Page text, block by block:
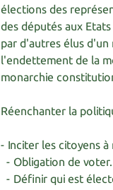
élections des
des députés aux
par d'autres élus
l'endettement de la
monarchie
Réenchanter la
- Inciter les citoyens
- Obligation de voter.
- Définir qui est